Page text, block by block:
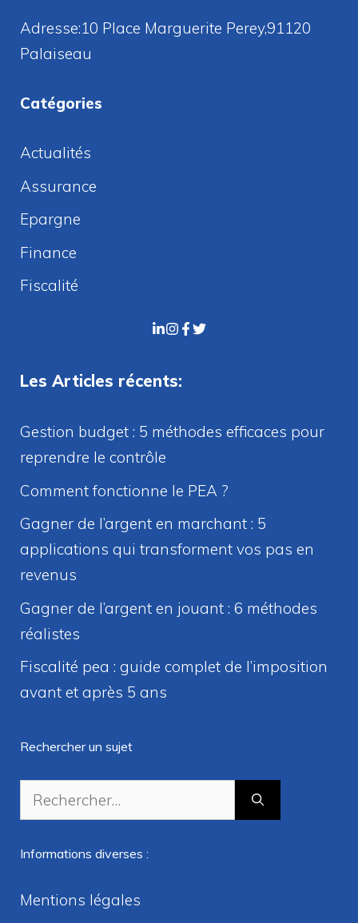
Adresse:10 Place Marguerite Perey,91120
Palaiseau
Catégories
Actualités
Assurance
Epargne
Finance
Fiscalité
Les Articles récents:
Gestion budget : 5 méthodes efficaces pour
reprendre le contrôle
Comment fonctionne le PEA ?
Gagner de l’argent en marchant : 5
applications qui transforment vos pas en
revenus
Gagner de l’argent en jouant : 6 méthodes
réalistes
Fiscalité pea : guide complet de l’imposition
avant et après 5 ans
Rechercher un sujet
Rechercher :
Informations diverses :
Mentions légales